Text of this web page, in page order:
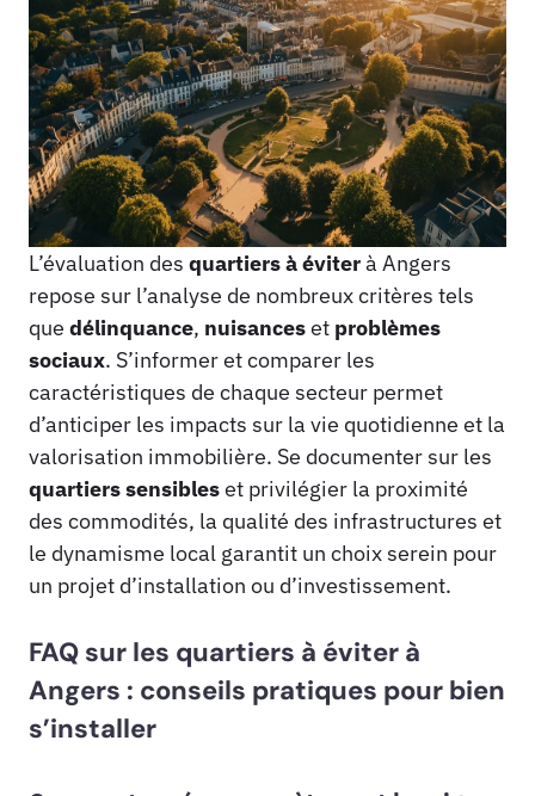
L’évaluation des quartiers à éviterà Angers
repose sur l’analyse de nombreux critères tels
que délinquance, nuisanceset problèmes
sociaux. S’informer et comparer les
caractéristiques de chaque secteur permet
d’anticiper les impacts sur la vie quotidienne et la
valorisation immobilière. Se documenter sur les
quartiers sensibleset privilégier la proximité
des commodités, la qualité des infrastructures et
le dynamisme local garantit un choix serein pour
un projet d’installation ou d’investissement.
FAQ sur les quartiers à éviter à
Angers : conseils pratiques pour bien
s’installer